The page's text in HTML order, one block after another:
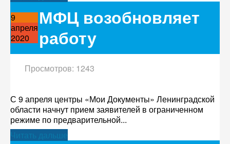
9
апреля
2020
МФЦ возобновляет
работу
Просмотров: 1243
С 9 апреля центры «Мои Документы» Ленинградской
области начнут прием заявителей в ограниченном
режиме по предварительной...
Читать дальше